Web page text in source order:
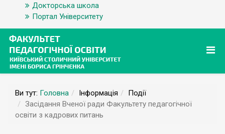
Докторська школа
Портал Університету
Ви тут: Головна Інформація
Події
Засідання Вченої ради Факультету педагогічної
освіти з кадрових питань